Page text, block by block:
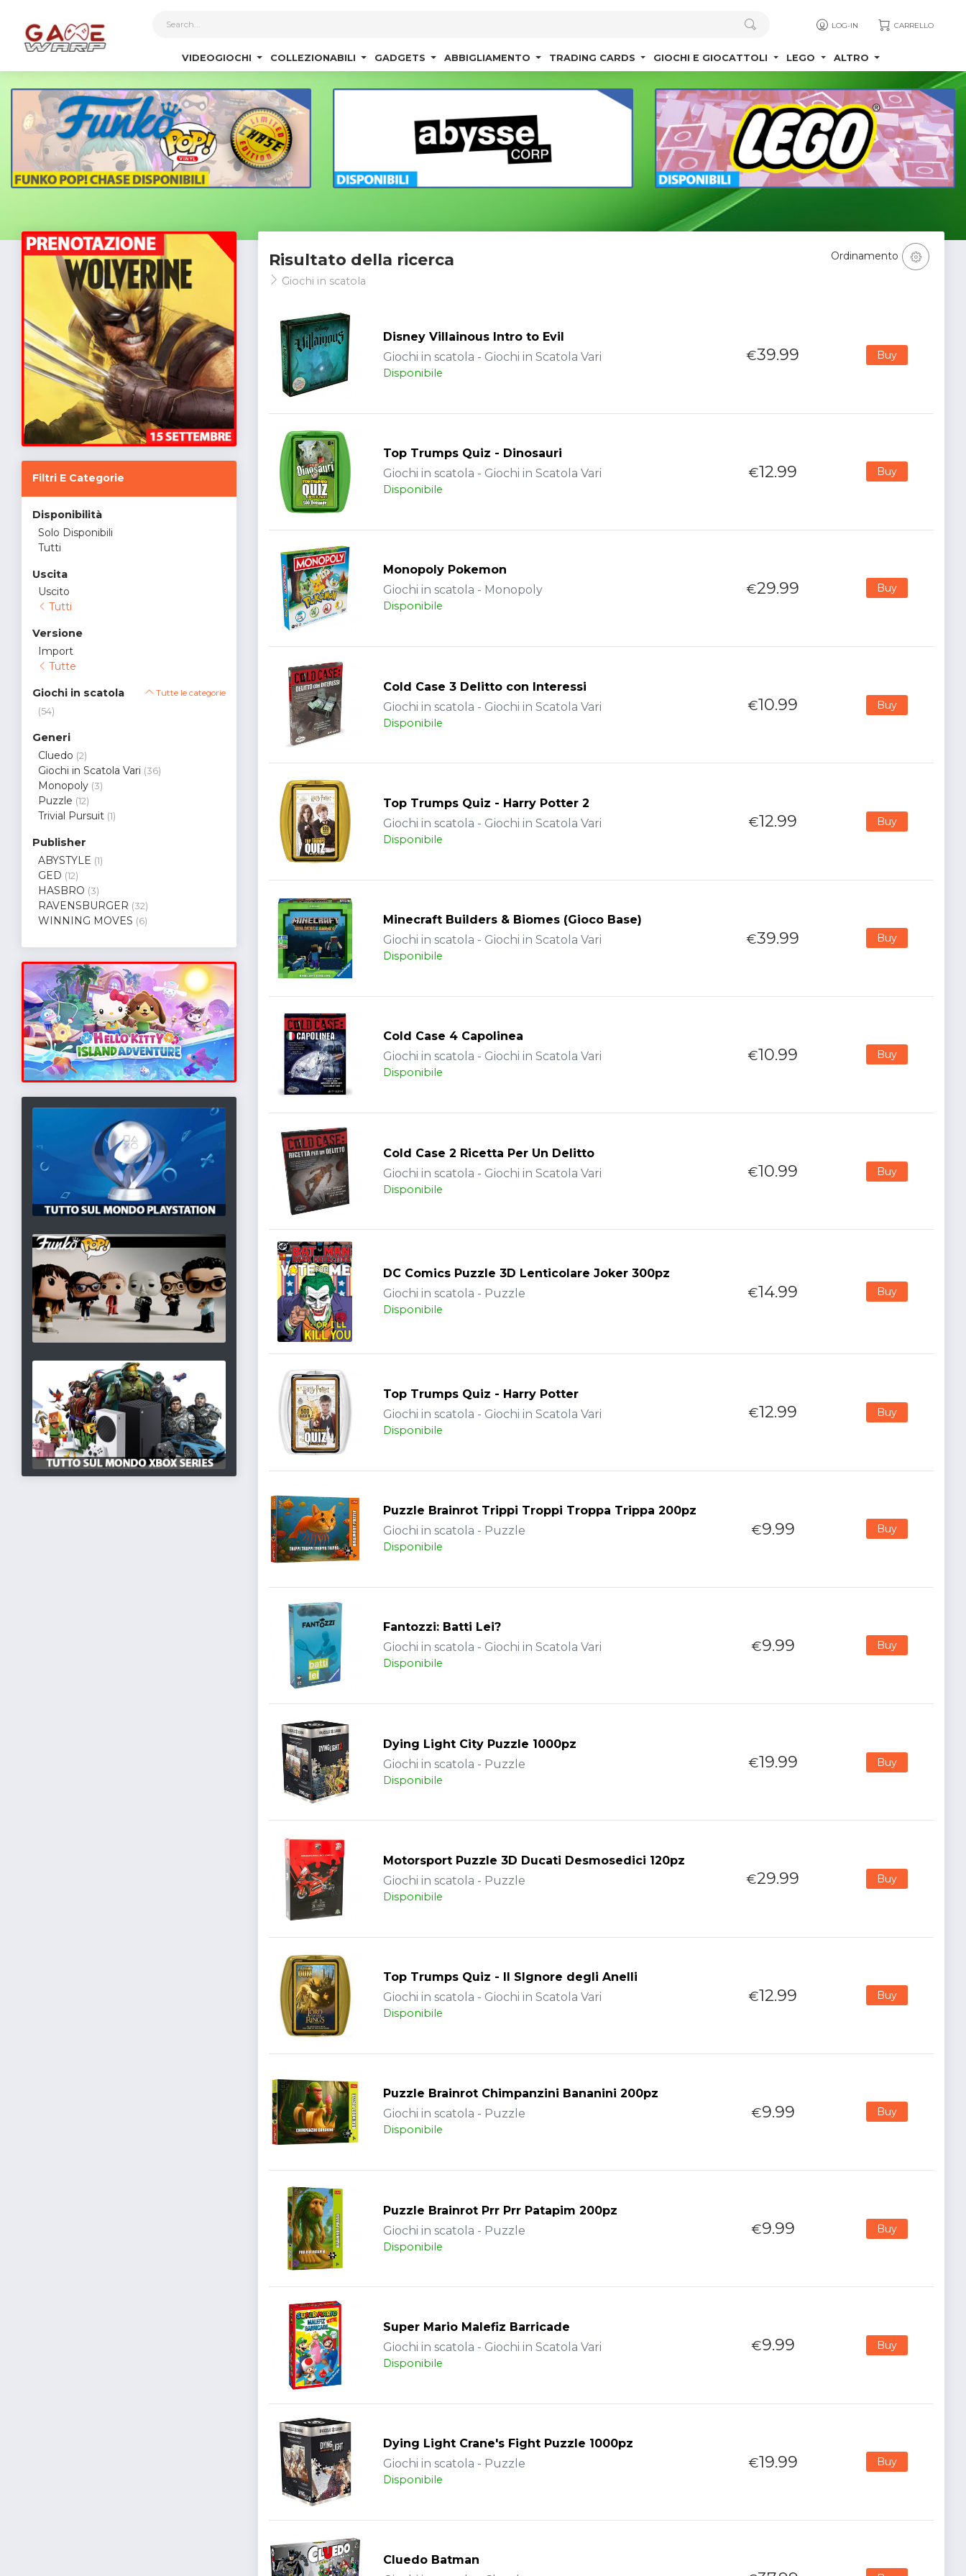
LOG-IN CARRELLO
VIDEOGIOCHI COLLEZIONABILI GADGETS ABBIGLIAMENTO TRADING CARDS GIOCHI E GIOCATTOLI LEGO ALTRO
Filtri E Categorie
Disponibilità
Solo Disponibili
Tutti
Uscita
Uscito
Tutti
Versione
Import
Tutte
Giochi in scatola Tutte le categorie
(54)
Generi
Cluedo (2)
Giochi in Scatola Vari (36)
Monopoly (3)
Puzzle (12)
Trivial Pursuit (1)
Publisher
ABYSTYLE (1)
GED (12)
HASBRO (3)
RAVENSBURGER (32)
WINNING MOVES (6)
Risultato della ricerca
Giochi in scatola
Ordinamento
Disney Villainous Intro to Evil
Giochi in scatola - Giochi in Scatola Vari
Disponibile
€39.99 Buy
Top Trumps Quiz - Dinosauri
Giochi in scatola - Giochi in Scatola Vari
Disponibile
€12.99 Buy
Monopoly Pokemon
Giochi in scatola - Monopoly
Disponibile
€29.99 Buy
Cold Case 3 Delitto con Interessi
Giochi in scatola - Giochi in Scatola Vari
Disponibile
€10.99 Buy
Top Trumps Quiz - Harry Potter 2
Giochi in scatola - Giochi in Scatola Vari
Disponibile
€12.99 Buy
Minecraft Builders & Biomes (Gioco Base)
Giochi in scatola - Giochi in Scatola Vari
Disponibile
€39.99 Buy
Cold Case 4 Capolinea
Giochi in scatola - Giochi in Scatola Vari
Disponibile
€10.99 Buy
Cold Case 2 Ricetta Per Un Delitto
Giochi in scatola - Giochi in Scatola Vari
Disponibile
€10.99 Buy
DC Comics Puzzle 3D Lenticolare Joker 300pz
Giochi in scatola - Puzzle
Disponibile
€14.99 Buy
Top Trumps Quiz - Harry Potter
Giochi in scatola - Giochi in Scatola Vari
Disponibile
€12.99 Buy
Puzzle Brainrot Trippi Troppi Troppa Trippa 200pz
Giochi in scatola - Puzzle
Disponibile
€9.99 Buy
Fantozzi: Batti Lei?
Giochi in scatola - Giochi in Scatola Vari
Disponibile
€9.99 Buy
Dying Light City Puzzle 1000pz
Giochi in scatola - Puzzle
Disponibile
€19.99 Buy
Motorsport Puzzle 3D Ducati Desmosedici 120pz
Giochi in scatola - Puzzle
Disponibile
€29.99 Buy
Top Trumps Quiz - Il SIgnore degli Anelli
Giochi in scatola - Giochi in Scatola Vari
Disponibile
€12.99 Buy
Puzzle Brainrot Chimpanzini Bananini 200pz
Giochi in scatola - Puzzle
Disponibile
€9.99 Buy
Puzzle Brainrot Prr Prr Patapim 200pz
Giochi in scatola - Puzzle
Disponibile
€9.99 Buy
Super Mario Malefiz Barricade
Giochi in scatola - Giochi in Scatola Vari
Disponibile
€9.99 Buy
Dying Light Crane's Fight Puzzle 1000pz
Giochi in scatola - Puzzle
Disponibile
€19.99 Buy
Cluedo Batman